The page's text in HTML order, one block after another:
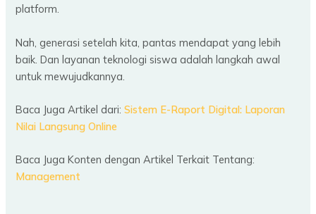
platform.
Nah, generasi setelah kita, pantas mendapat yang lebih
baik. Dan layanan teknologi siswa adalah langkah awal
untuk mewujudkannya.
Baca Juga Artikel dari:Sistem E-Raport Digital: Laporan
Nilai Langsung Online
Baca Juga Konten dengan Artikel Terkait Tentang:
Management